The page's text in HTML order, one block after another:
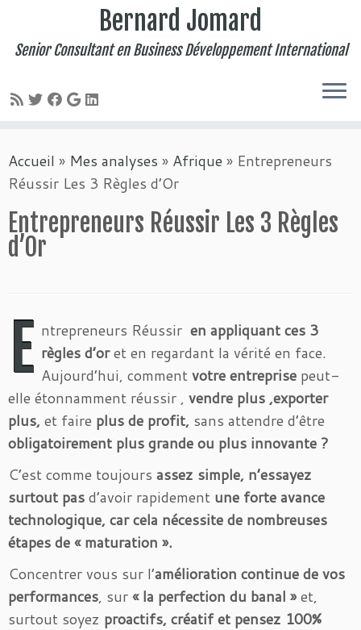
au
contenu
Bernard Jomard
Senior Consultant en Business Développement International
Accueil » Mes analyses » Afrique » Entrepreneurs
Réussir Les 3 Règles d’Or
Entrepreneurs Réussir Les 3 Règles
d’Or
E ntrepreneurs Réussir en appliquant ces 3
règles d’oret en regardant la vérité en face.
Aujourd’hui, commentvotre entreprise peut-
elle étonnamment réussir , vendre plus ,exporter
plus, et faire plus de profit, sans attendre d’être
obligatoirement plus grande ou plus innovante ?
C’est comme toujours assez simple, n’essayez
surtout pasd’avoir rapidement une forte avance
technologique, car cela nécessite de nombreuses
étapes de « maturation ».
Concentrer vous sur l’amélioration continue de vos
performances, sur« la perfection du banal »et,
surtout soyez proactifs, créatif et pensez 100%